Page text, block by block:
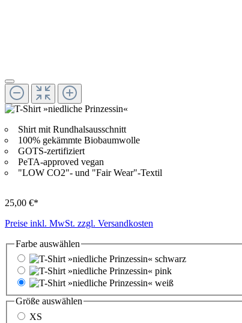
Shirt mit Rundhalsausschnitt
100% gekämmte Biobaumwolle
GOTS-zertifiziert
PeTA-approved vegan
"LOW CO2"- und "Fair Wear"-Textil
25,00 €*
Preise inkl. MwSt. zzgl. Versandkosten
Farbe auswählen
schwarz
pink
weiß
Größe auswählen
XS